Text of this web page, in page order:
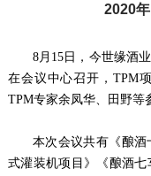
2020
8月 15 日，今世缘酒
在会议中心召开， TPM
TPM专家余凤华、田野等
本次会议共有《酿酒
式灌装机项目》《酿酒